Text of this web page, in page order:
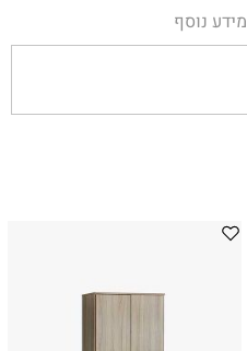
מידע נוסף